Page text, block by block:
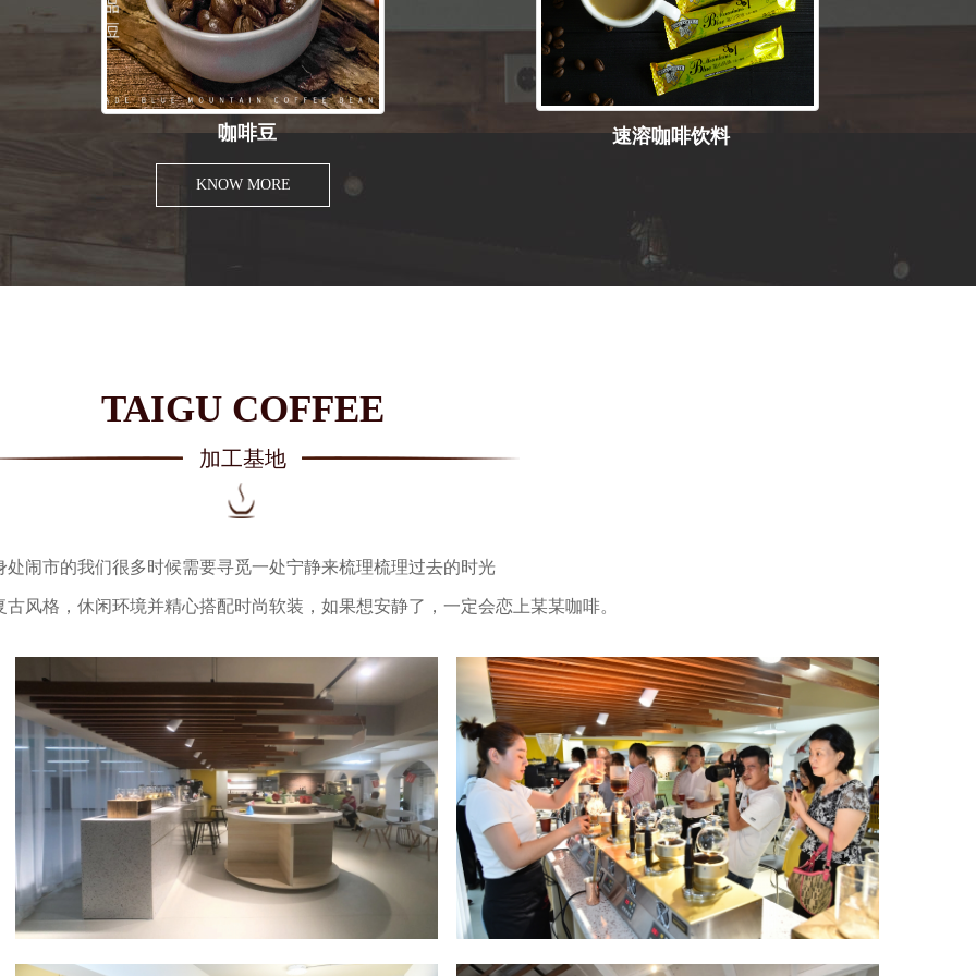
KNOW MORE
咖啡豆 速溶咖啡饮料
TAIGU COFFEE
加工基地
处闹市的我们很多时候需要寻觅一处宁静来梳理梳理过去的时光
风格，休闲环境并精心搭配时尚软装，如果想安静了，一定会恋上某某咖啡。